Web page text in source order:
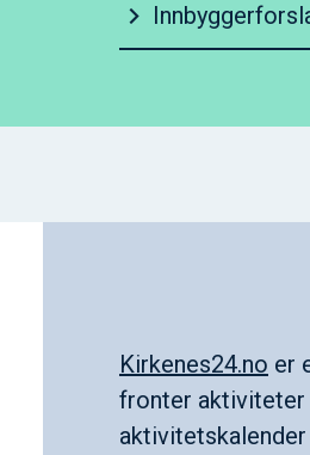
Kirkenes24.no er
fronter aktiviteter